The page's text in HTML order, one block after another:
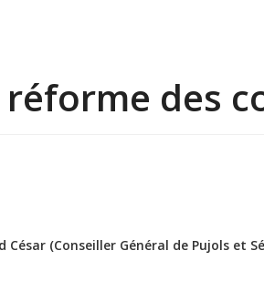
des
(Conseiller Général de Pujols et